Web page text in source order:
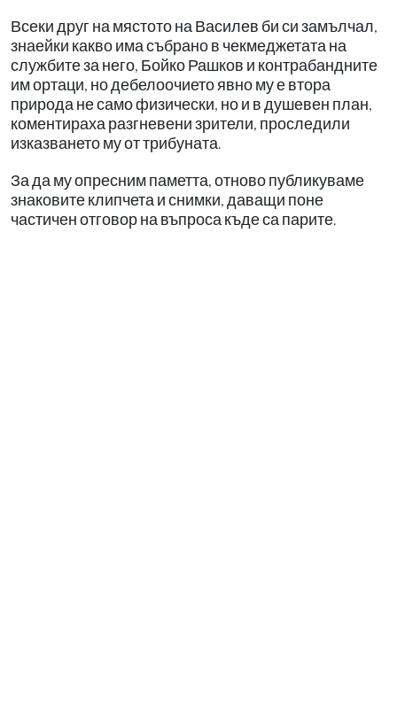
Всеки друг на мястото на Василев би си замълчал,
знаейки какво има събрано в чекмеджетата на
службите за него, Бойко Рашков и контрабандните
им ортаци, но дебелоочието явно му е втора
природа не само физически, но и в душевен план,
коментираха разгневени зрители, проследили
изказването му от трибуната.
За да му опресним паметта, отново публикуваме
знаковите клипчета и снимки, даващи поне
частичен отговор на въпроса къде са парите.